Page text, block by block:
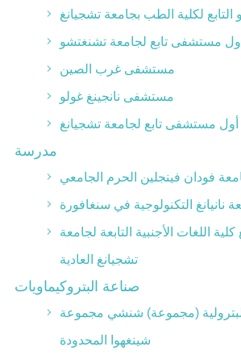
لكلية الطب بجامعة تشجيانغ
أول مستشفى تابع لجامعة تشنغتشو
مستشفى غرب الصين
مستشفى نانجينغ غولو
أول مستشفى تابع لجامعة تشجيانغ
مدرسة
فودان فينجلين الحرم الجامعي
نانيانغ التكنولوجية في سنغافورة
اللغات الأجنبية التابعة لجامعة
تشجيانغ العادية
صناعة البتروكيماويات
(مجموعة) شنشي مجموعة
شينغهوا المحدودة